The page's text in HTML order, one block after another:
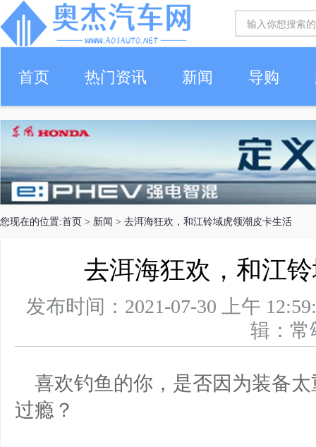
首页 热门资讯 新闻 导购
您现在的位置:首页 > 新闻 > 去洱海狂欢，和江铃域虎领潮皮卡生活
去洱海狂欢，和江
发布时间：2021-07-30 上午
辑：
喜欢钓鱼的你，是否因为装备
过瘾？